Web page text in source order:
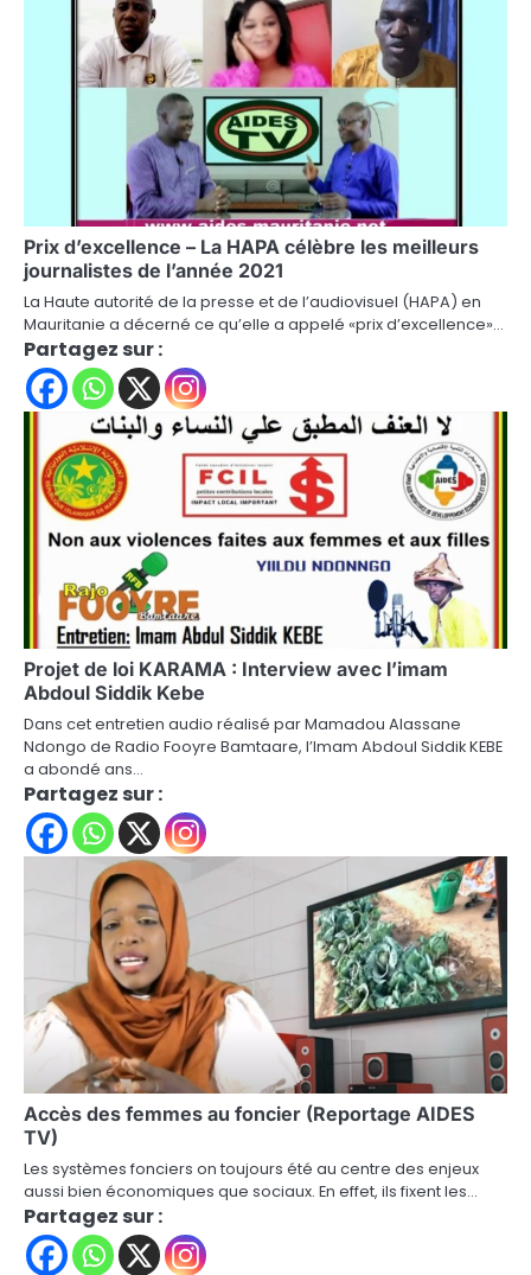
Prix d’excellence – La HAPA célèbre les meilleurs
journalistes de l’année 2021
La Haute autorité de la presse et de l’audiovisuel (HAPA) en
Mauritanie a décerné ce qu’elle a appelé «prix d’excellence»…
Partagez sur :
Projet de loi KARAMA : Interview avec l’imam
Abdoul Siddik Kebe
Dans cet entretien audio réalisé par Mamadou Alassane
Ndongo de Radio Fooyre Bamtaare, l’Imam Abdoul Siddik KEBE
a abondé ans…
Partagez sur :
Accès des femmes au foncier (Reportage AIDES
TV)
Les systèmes fonciers on toujours été au centre des enjeux
aussi bien économiques que sociaux. En effet, ils fixent les…
Partagez sur :